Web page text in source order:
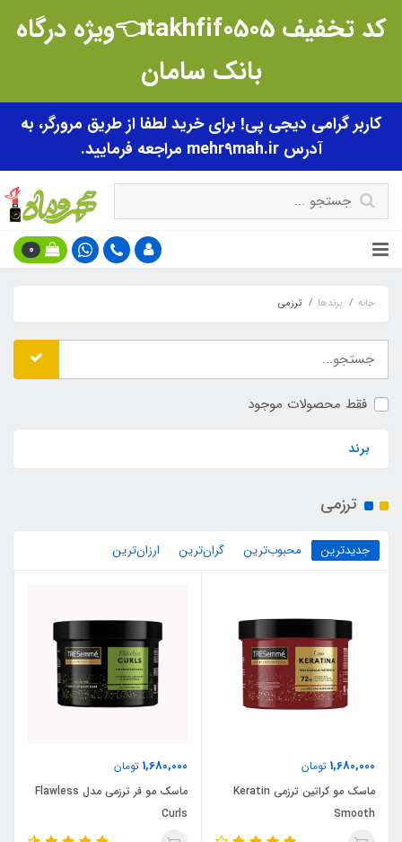
کد تخفیف takhfif0505👈ویژه درگاه
بانک سامان
کاربر گرامی دیجی پی! برای خرید لطفا از طریق مرورگر، به
آدرس mehr9mah.ir مراجعه فرمایید.
0
خانه برندها ترزمی
فقط محصولات موجود
برند
ترزمی
جدیدترین محبوب‌ترین گران‌ترین ارزان‌ترین
1,680,000 تومان
ماسک مو کراتین ترزمی Keratin
Smooth
1,680,000 تومان
ماسک مو فر ترزمی مدل Flawless
Curls